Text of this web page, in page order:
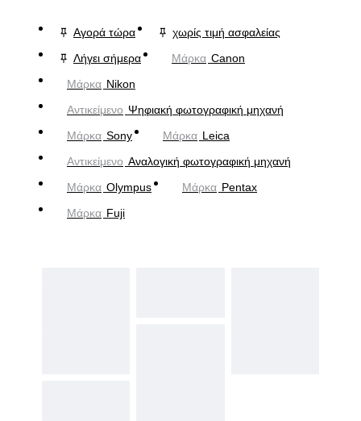
Αγορά τώρα
χωρίς τιμή ασφαλείας
Λήγει σήμερα
Μάρκα Canon
Μάρκα Nikon
Αντικείμενο Ψηφιακή φωτογραφική μηχανή
Μάρκα Sony Μάρκα Leica
Αντικείμενο Αναλογική φωτογραφική μηχανή
Μάρκα Olympus Μάρκα Pentax
Μάρκα Fuji